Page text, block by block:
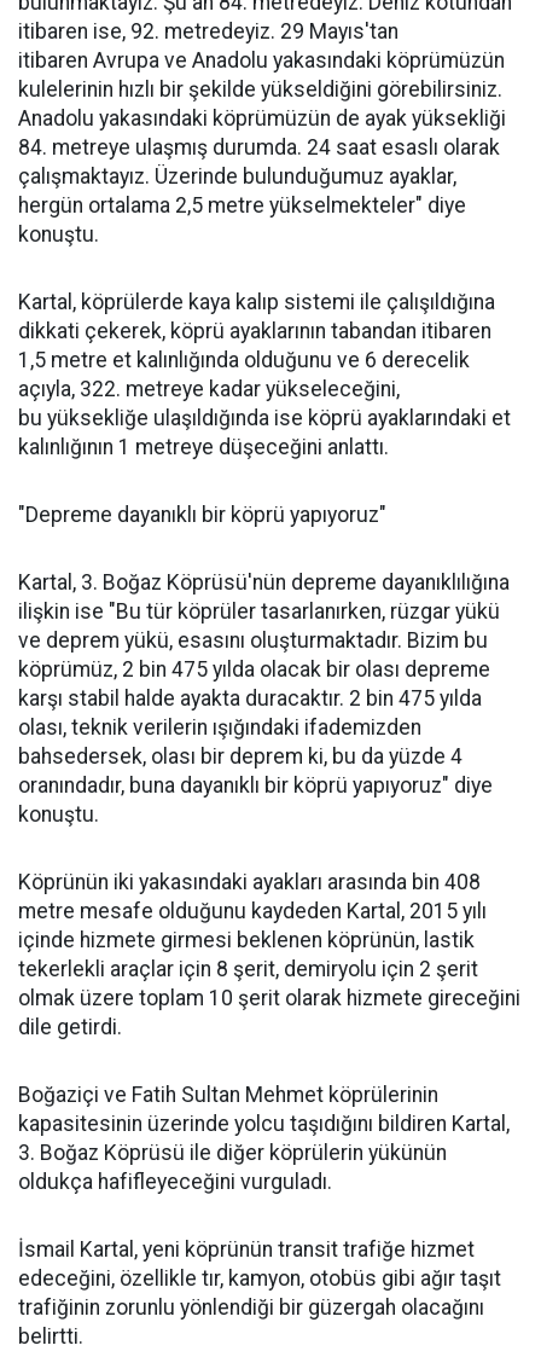
itibaren ise, 92. metredeyiz. 29 Mayıs'tan
itibaren Avrupa ve Anadolu yakasındaki köprümüzün
kulelerinin hızlı bir şekilde yükseldiğini görebilirsiniz.
Anadolu yakasındaki köprümüzün de ayak yüksekliği
84. metreye ulaşmış durumda. 24 saat esaslı olarak
çalışmaktayız. Üzerinde bulunduğumuz ayaklar,
hergün ortalama 2,5 metre yükselmekteler" diye
konuştu.
Kartal, köprülerde kaya kalıp sistemi ile çalışıldığına
dikkati çekerek, köprü ayaklarının tabandan itibaren
1,5 metre et kalınlığında olduğunu ve 6 derecelik
açıyla, 322. metreye kadar yükseleceğini,
bu yüksekliğe ulaşıldığında ise köprü ayaklarındaki et
kalınlığının 1 metreye düşeceğini anlattı.
"Depreme dayanıklı bir köprü yapıyoruz"
Kartal, 3. Boğaz Köprüsü'nün depreme dayanıklılığına
ilişkin ise "Bu tür köprüler tasarlanırken, rüzgar yükü
ve deprem yükü, esasını oluşturmaktadır. Bizim bu
köprümüz, 2 bin 475 yılda olacak bir olası depreme
karşı stabil halde ayakta duracaktır. 2 bin 475 yılda
olası, teknik verilerin ışığındaki ifademizden
bahsedersek, olası bir deprem ki, bu da yüzde 4
oranındadır, buna dayanıklı bir köprü yapıyoruz" diye
konuştu.
Köprünün iki yakasındaki ayakları arasında bin 408
metre mesafe olduğunu kaydeden Kartal, 2015 yılı
içinde hizmete girmesi beklenen köprünün, lastik
tekerlekli araçlar için 8 şerit, demiryolu için 2 şerit
olmak üzere toplam 10 şerit olarak hizmete gireceğini
dile getirdi.
Boğaziçi ve Fatih Sultan Mehmet köprülerinin
kapasitesinin üzerinde yolcu taşıdığını bildiren Kartal,
3. Boğaz Köprüsü ile diğer köprülerin yükünün
oldukça hafifleyeceğini vurguladı.
İsmail Kartal, yeni köprünün transit trafiğe hizmet
edeceğini, özellikle tır, kamyon, otobüs gibi ağır taşıt
trafiğinin zorunlu yönlendiği bir güzergah olacağını
belirtti.